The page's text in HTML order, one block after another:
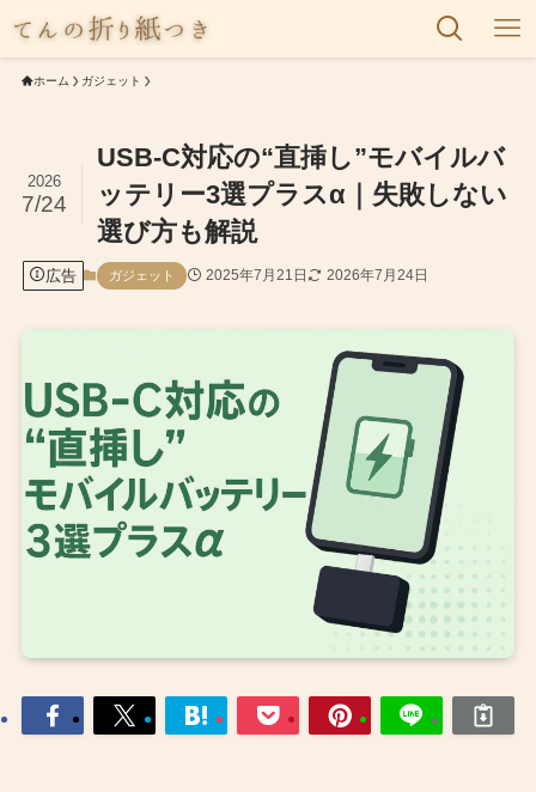
ホーム ガジェット
USB-C対応の“直挿し”モバイルバ
ッテリー3選プラスα｜失敗しない
選び方も解説
2026
7/24
広告 ガジェット 2025年7月21日 2026年7月24日